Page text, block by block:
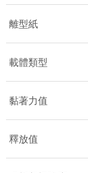
離型紙
載體類型
黏著力值
釋放值